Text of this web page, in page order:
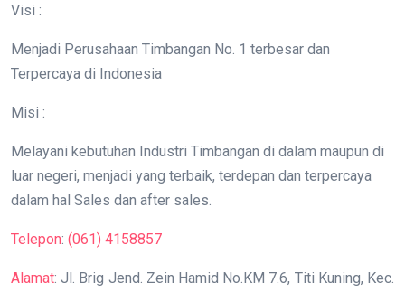
Visi :
Menjadi Perusahaan Timbangan No. 1 terbesar dan
Terpercaya di Indonesia
Misi :
Melayani kebutuhan Industri Timbangan di dalam maupun di
luar negeri, menjadi yang terbaik, terdepan dan terpercaya
dalam hal Sales dan after sales.
Telepon: (061) 4158857
Alamat: Jl. Brig Jend. Zein Hamid No.KM 7.6, Titi Kuning, Kec.